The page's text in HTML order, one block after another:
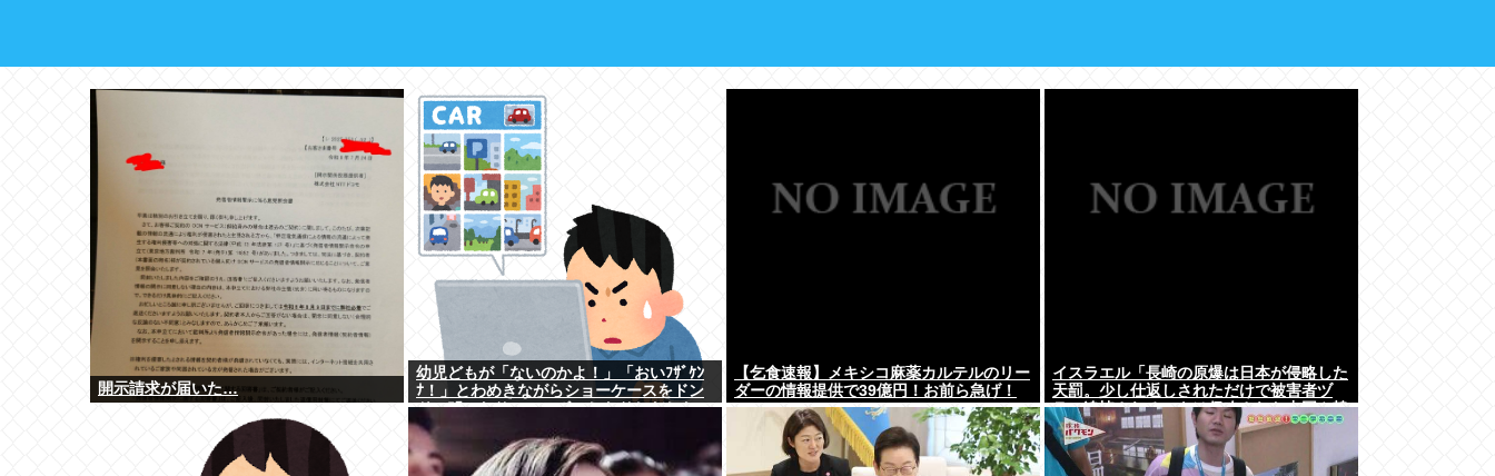
開示請求が届いた…
幼児どもが「ないのかよ！」「おいﾌｻﾞｹﾝ
ﾅ！」とわめきながらショーケースをドン
ドン叩いたり、エルボーしたりしだした
【乞食速報】メキシコ麻薬カルテルのリー
ダーの情報提供で39億円！お前ら急げ！
イスラエル「長崎の原爆は日本が侵略した
天罰。少し仕返しされただけで被害者ヅ
ラ。追悼されるべきは侵略された中国や韓
国の人々だよ